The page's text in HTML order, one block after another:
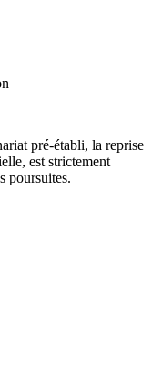
pré-établi, la reprise
est strictement
poursuites.